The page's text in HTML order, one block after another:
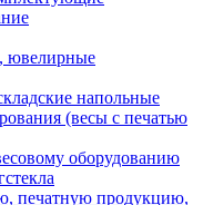
ювелирные
напольные
(весы с печатью
оборудованию
печатную продукцию,